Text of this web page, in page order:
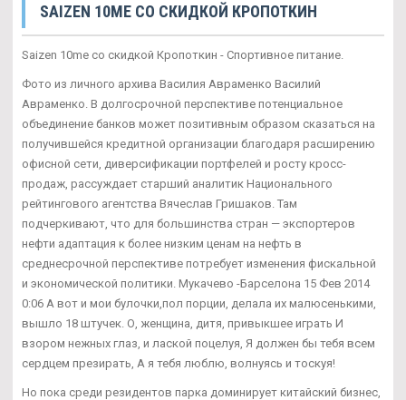
SAIZEN 10ME СО СКИДКОЙ КРОПОТКИН
Saizen 10me со скидкой Кропоткин - Спортивное питание.
Фото из личного архива Василия Авраменко Василий
Авраменко. В долгосрочной перспективе потенциальное
объединение банков может позитивным образом сказаться на
получившейся кредитной организации благодаря расширению
офисной сети, диверсификации портфелей и росту кросс-
продаж, рассуждает старший аналитик Национального
рейтингового агентства Вячеслав Гришаков. Там
подчеркивают, что для большинства стран — экспортеров
нефти адаптация к более низким ценам на нефть в
среднесрочной перспективе потребует изменения фискальной
и экономической политики. Мукачево -Барселона 15 Фев 2014
0:06 А вот и мои булочки,пол порции, делала их малюсенькими,
вышло 18 штучек. О, женщина, дитя, привыкшее играть И
взором нежных глаз, и лаской поцелуя, Я должен бы тебя всем
сердцем презирать, А я тебя люблю, волнуясь и тоскуя!
Но пока среди резидентов парка доминирует китайский бизнес,